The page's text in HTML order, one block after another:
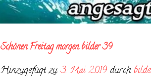
Schönen Freitag morgen bilder 39
Hinzugefügt zu3. Mai 2019 durch